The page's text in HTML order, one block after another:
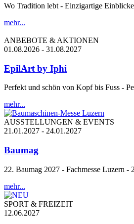
Wo Tradition lebt - Einzigartige
mehr...
ANBEBOTE & AKTIONEN
01.08.2026 - 31.08.2027
EpilArt by Iphi
Perfekt und schön von Kopf bis Fuss -
mehr...
AUSSTELLUNGEN & EVENTS
21.01.2027 - 24.01.2027
Baumag
22. Baumag 2027 - Fachmesse Luzern -
mehr...
SPORT & FREIZEIT
12.06.2027